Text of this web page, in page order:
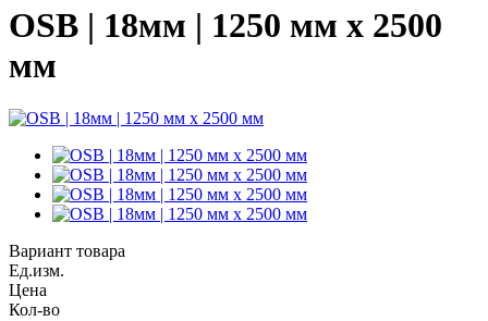
OSB | 18мм | 1250 мм х 2500
мм
Вариант товара
Ед.изм.
Цена
Кол-во